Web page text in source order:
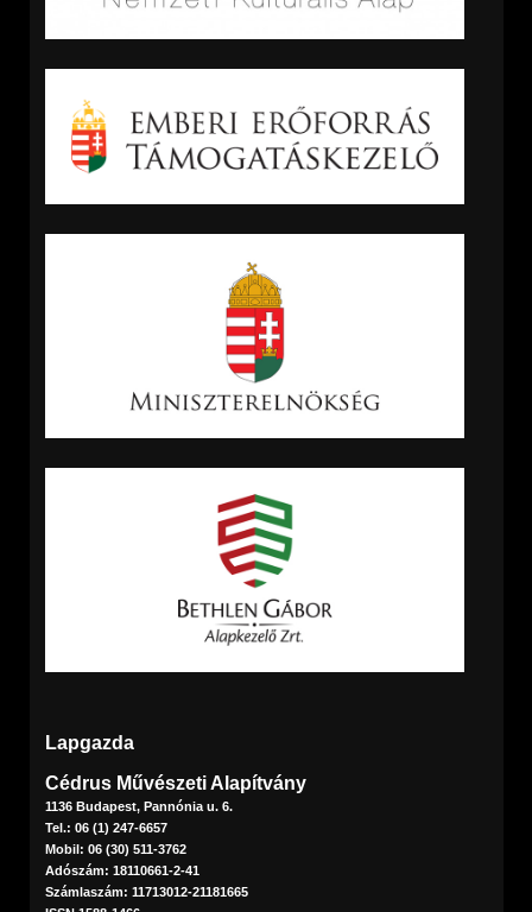
Lapgazda
Cédrus Művészeti Alapítvány
1136 Budapest, Pannónia u. 6.
Tel.: 06 (1) 247-6657
Mobil: 06 (30) 511-3762
Adószám: 18110661-2-41
Számlaszám: 11713012-21181665